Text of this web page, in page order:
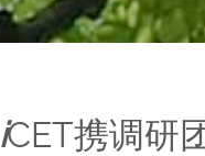
iCET携调研